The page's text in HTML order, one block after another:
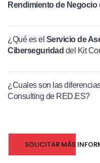
Rendimiento de Negocio
¿Qué es el Servicio de
Ciberseguridad del Kit
¿Cuales son las
Consulting de RED.ES?
SOLICITAR MÁS